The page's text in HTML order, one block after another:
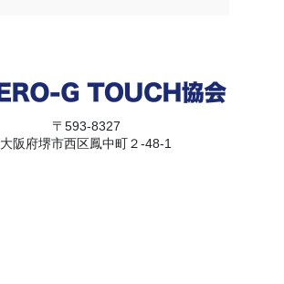
〒593-8327
大阪府堺市西区鳳中町２-48-1